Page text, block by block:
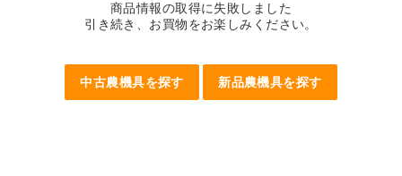
商品情報の取得に失敗しました
引き続き、お買物をお楽しみください。
中古農機具を探す 新品農機具を探す